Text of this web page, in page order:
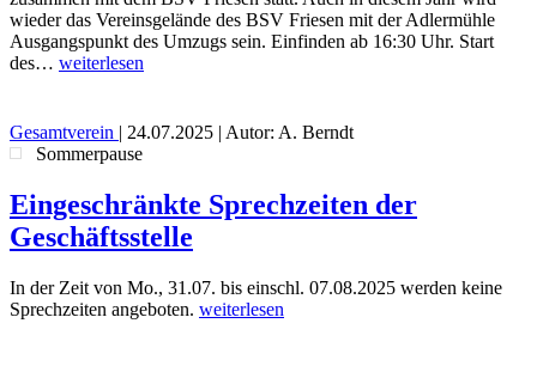
wieder das Vereinsgelände des BSV Friesen mit der Adlermühle
Ausgangspunkt des Umzugs sein. Einfinden ab 16:30 Uhr. Start
des… weiterlesen
Gesamtverein | 24.07.2025 | Autor: A. Berndt
Sommerpause
Eingeschränkte Sprechzeiten der
Geschäftsstelle
In der Zeit von Mo., 31.07. bis einschl. 07.08.2025 werden keine
Sprechzeiten angeboten. weiterlesen